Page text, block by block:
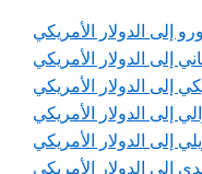
إلى الدولار الأمريكي
إلى الدولار الأمريكي
إلى الدولار الأمريكي
إلى الدولار الأمريكي
إلى الدولار الأمريكي
إلى الدولار الأمريكي